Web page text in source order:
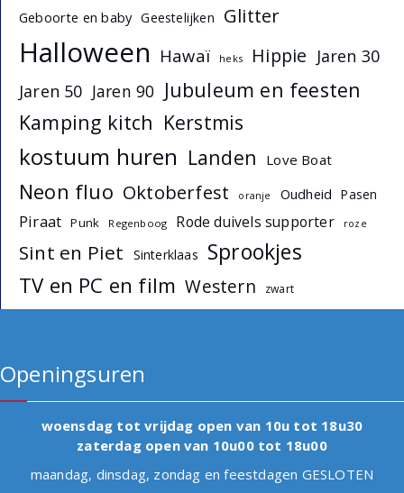
Geboorte en baby Geestelijken Glitter
Halloween Hawaï heks Hippie Jaren 30
Jaren 50 Jaren 90 Jubuleum en feesten
Kamping kitch Kerstmis
kostuum huren Landen Love Boat
Neon fluo Oktoberfest oranje Oudheid Pasen
Piraat Punk Regenboog Rode duivels supporter roze
Sint en Piet Sinterklaas Sprookjes
TV en PC en film Western zwart
Openingsuren
woensdag tot vrijdag open van 10u tot 18u30
zaterdag open van 10u00 tot 18u00
maandag, dinsdag, zondag en feestdagen GESLOTEN